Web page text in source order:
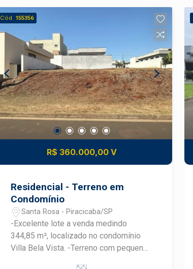
Cód. 155356
R$ 360.000,00 V
Residencial - Terreno em
Condomínio
Santa Rosa - Piracicaba/SP
-Excelente lote a venda medindo
344,85 m², localizado no condomínio
Villa Bela Vista. -Terreno com pequeno